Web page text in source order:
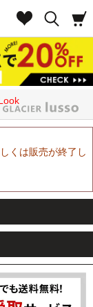
くは販売が終了し